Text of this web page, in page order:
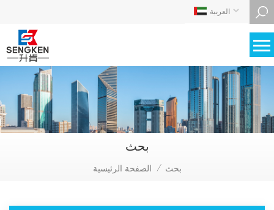
العربية
بحث
الصفحة الرئيسية / بحث